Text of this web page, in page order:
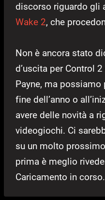
discorso riguardo gli
Wake 2, che
Non è ancora stato
d’uscita per Control
Payne, ma possiamo
fine dell’anno o
avere delle novità a
videogiochi. Ci
su un molto
prima è meglio
Caricamento in